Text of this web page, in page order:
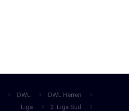
DWL
DWL Herren
Liga
2. Liga Süd